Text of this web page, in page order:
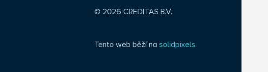
© 2026 CREDITAS B.V.
Tento web běží nasolidpixels.